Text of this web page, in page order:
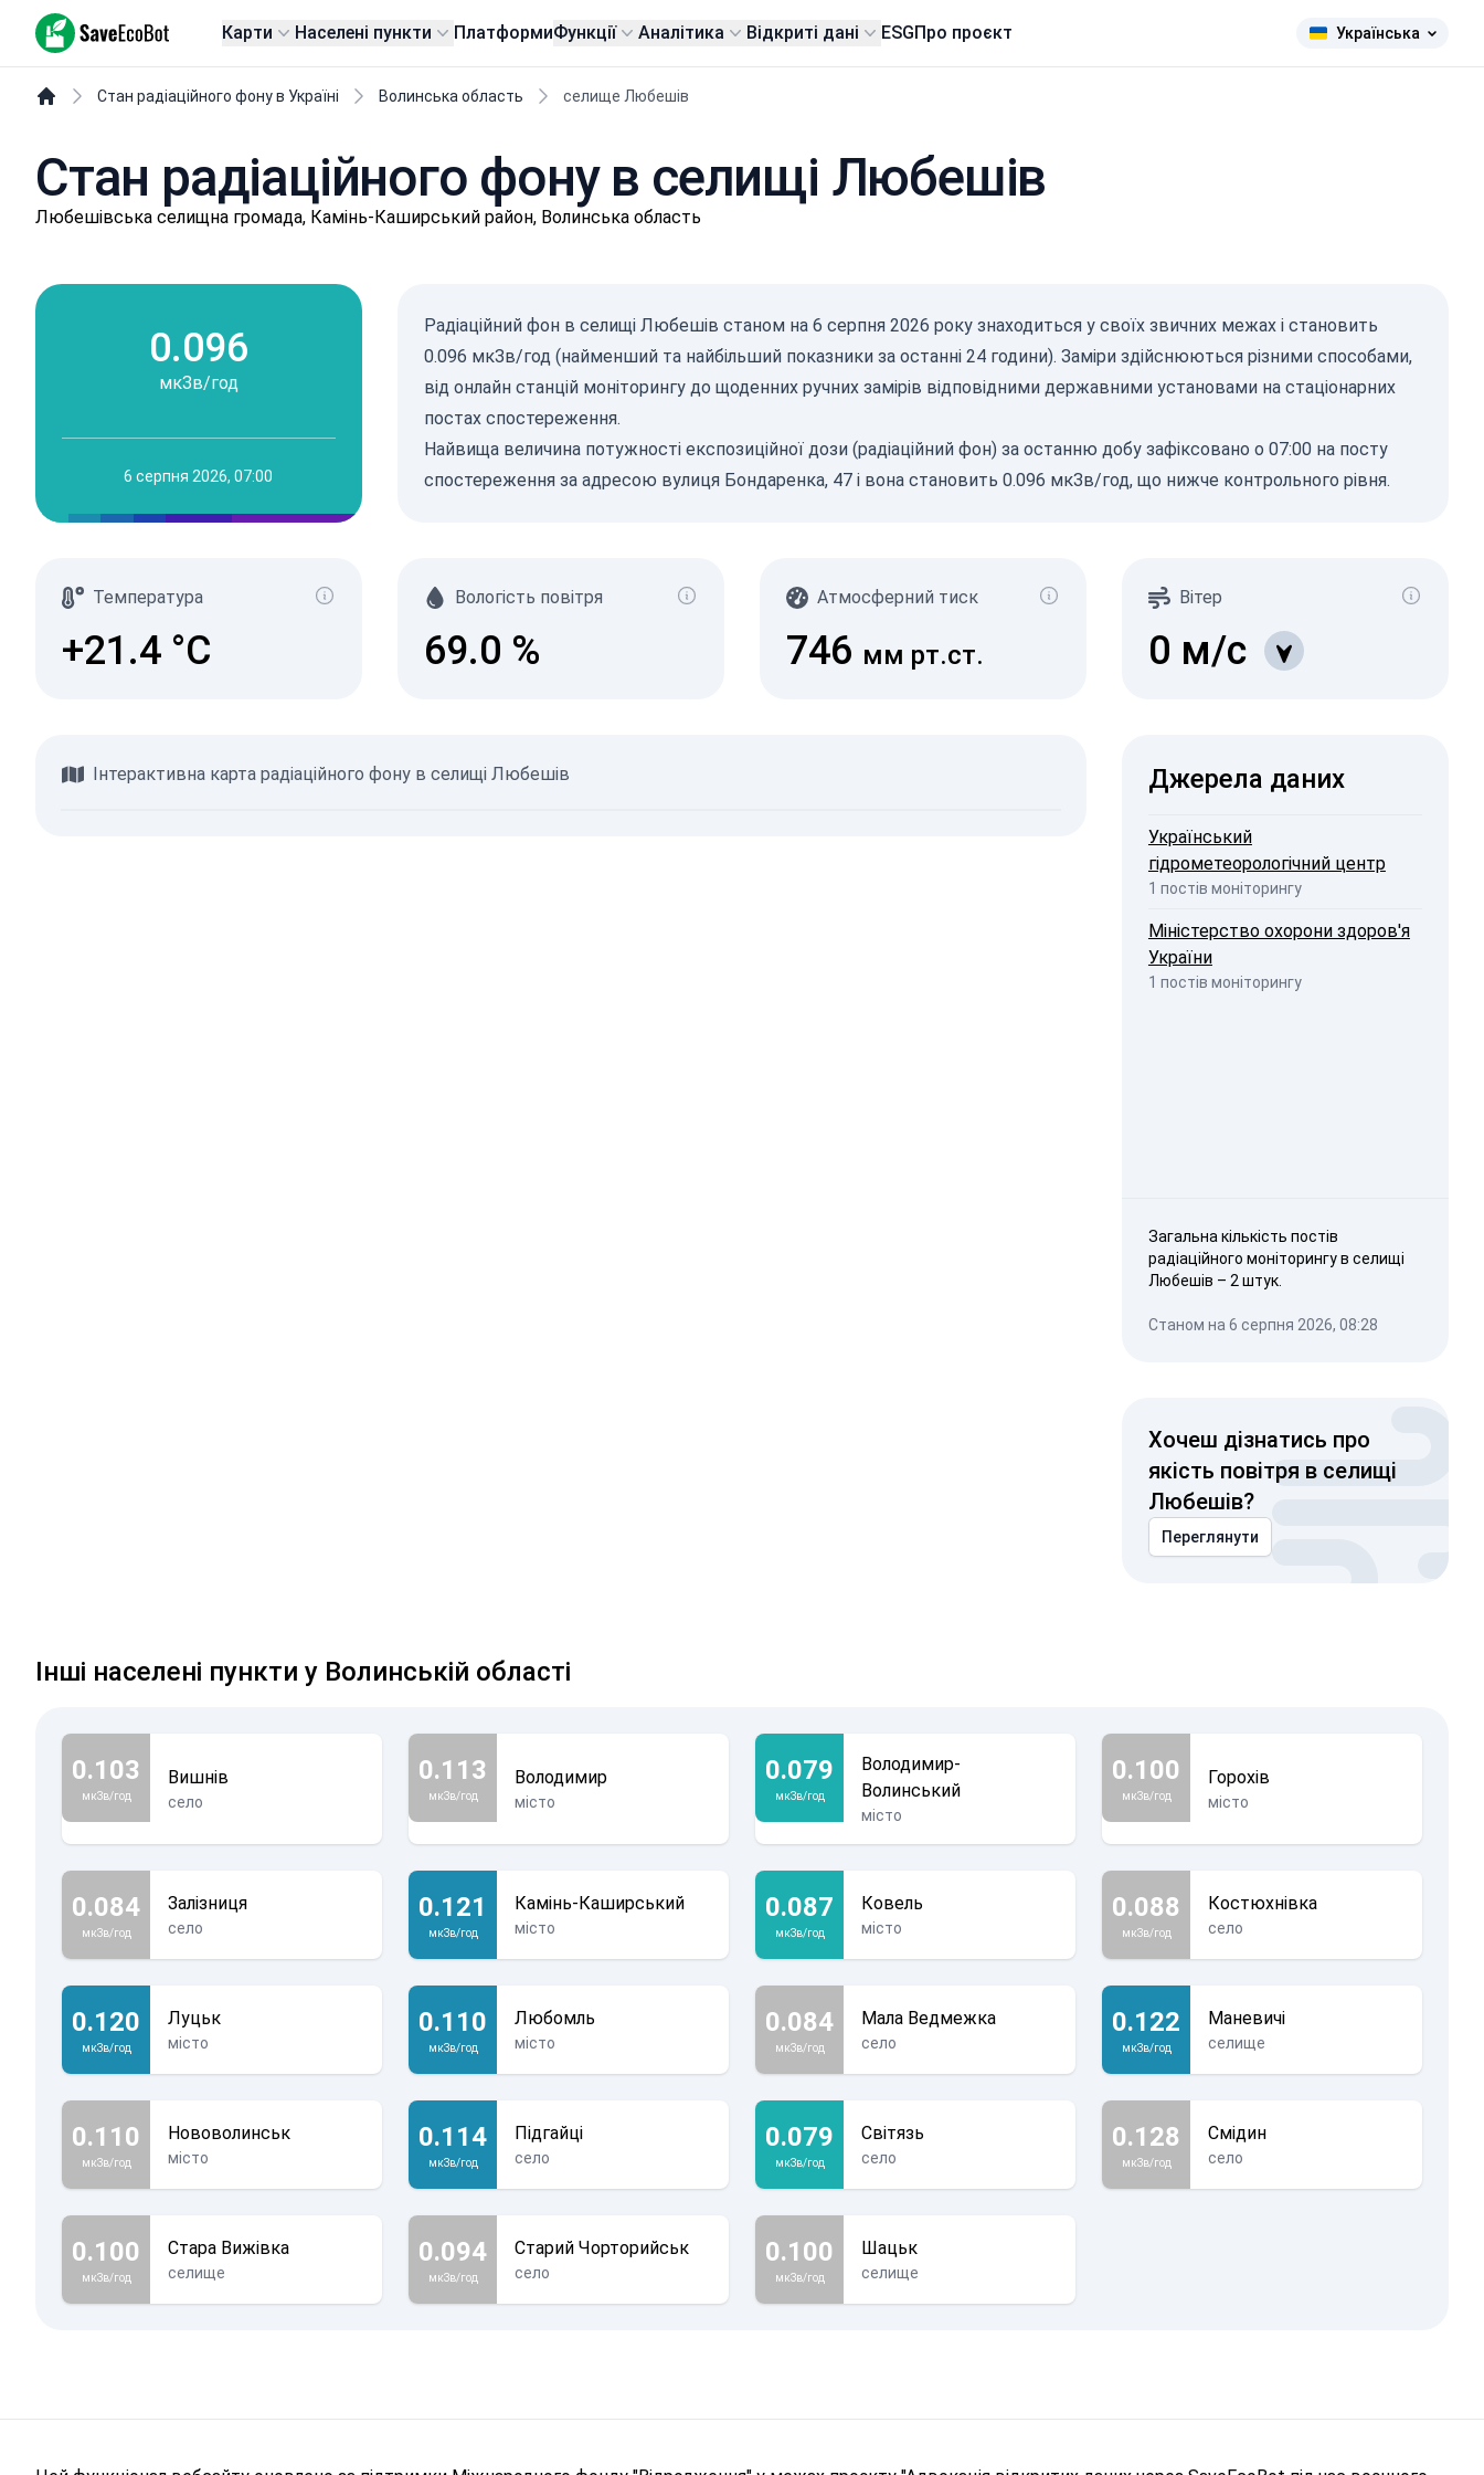
SaveEcoBot Карти Населені пункти ПлатформиФункції Аналітика Відкриті дані ESGПро проєкт Українська
Стан радіаційного фону в Україні Волинська область селище Любешів
Стан радіаційного фону в селищі Любешів
Любeшівськa селищнa громада, Камінь-Каширський район, Волинська область
0.096
мкЗв/год
6 серпня 2026, 07:00
Радіаційний фон в селищі Любешів станом на 6 серпня 2026 року знаходиться у своїх звичних межах і становить
0.096 мкЗв/год (найменший та найбільший показники за останні 24 години). Заміри здійснюються різними способами,
від онлайн станцій моніторингу до щоденних ручних замірів відповідними державними установами на стаціонарних
постах спостереження.
Найвища величина потужності експозиційної дози (радіаційний фон) за останню добу зафіксовано о 07:00 на посту
спостереження за адресою вулиця Бондаренка, 47 і вона становить 0.096 мкЗв/год, що нижче контрольного рівня.
Температура
+21.4 °C
Вологість повітря
69.0 %
Атмосферний тиск
746 мм рт.ст.
Вітер
0 м/с
Інтерактивна карта радіаційного фону в селищі Любешів
0.101-0.2
0.501-2
Джерела даних
Український
гідрометеорологічний центр
1 постів моніторингу
Міністерство охорони здоров'я
України
1 постів моніторингу
Загальна кількість постів
радіаційного моніторингу в селищі
Любешів – 2 штук.
Станом на 6 серпня 2026, 08:28
Хочеш дізнатись про
якість повітря в селищі
Любешів?
Переглянути
Інші населені пункти у Волинській області
0.103
мкЗв/год
Вишнів
село
0.113
мкЗв/год
Володимир
місто
0.079
мкЗв/год
Володимир-
Волинський
місто
0.100
мкЗв/год
Горохів
місто
0.084
мкЗв/год
Залізниця
село
0.121
мкЗв/год
Камінь-Каширський
місто
0.087
мкЗв/год
Ковель
місто
0.088
мкЗв/год
Костюхнівка
село
0.120
мкЗв/год
Луцьк
місто
0.110
мкЗв/год
Любомль
місто
0.084
мкЗв/год
Мала Ведмежка
село
0.122
мкЗв/год
Маневичі
селище
0.110
мкЗв/год
Нововолинськ
місто
0.114
мкЗв/год
Підгайці
село
0.079
мкЗв/год
Світязь
село
0.128
мкЗв/год
Смідин
село
0.100
мкЗв/год
Стара Вижівка
селище
0.094
мкЗв/год
Старий Чорторийськ
село
0.100
мкЗв/год
Шацьк
селище